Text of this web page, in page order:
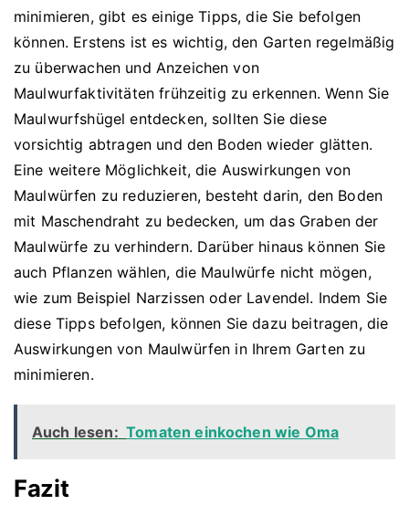
minimieren, gibt es einige Tipps, die Sie befolgen
können. Erstens ist es wichtig, den Garten regelmäßig
zu überwachen und Anzeichen von
Maulwurfaktivitäten frühzeitig zu erkennen. Wenn Sie
Maulwurfshügel entdecken, sollten Sie diese
vorsichtig abtragen und den Boden wieder glätten.
Eine weitere Möglichkeit, die Auswirkungen von
Maulwürfen zu reduzieren, besteht darin, den Boden
mit Maschendraht zu bedecken, um das Graben der
Maulwürfe zu verhindern. Darüber hinaus können Sie
auch Pflanzen wählen, die Maulwürfe nicht mögen,
wie zum Beispiel Narzissen oder Lavendel. Indem Sie
diese Tipps befolgen, können Sie dazu beitragen, die
Auswirkungen von Maulwürfen in Ihrem Garten zu
minimieren.
Auch lesen: Tomaten einkochen wie Oma
Fazit